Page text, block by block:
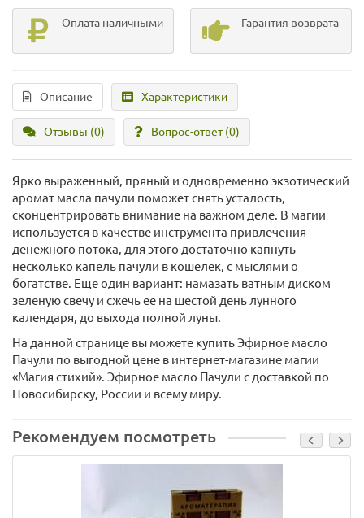
Оплата наличными Гарантия возврата
Описание Характеристики
Отзывы (0) Вопрос-ответ(0)
Ярко выраженный, пряный и одновременно экзотический
аромат масла пачули поможет снять усталость,
сконцентрировать внимание на важном деле. В магии
используется в качестве инструмента привлечения
денежного потока, для этого достаточно капнуть
несколько капель пачули в кошелек, с мыслями о
богатстве. Еще один вариант: намазать ватным диском
зеленую свечу и сжечь ее на шестой день лунного
календаря, до выхода полной луны.
На данной странице вы можете купить Эфирное масло
Пачули по выгодной цене в интернет-магазине магии
«Магия стихий». Эфирное масло Пачули с доставкой по
Новосибирску, России и всему миру.
Рекомендуем посмотреть